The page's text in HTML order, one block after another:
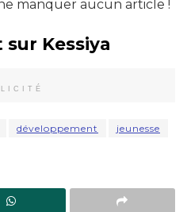
manquer aucun article !
Kessiya
développement
jeunesse